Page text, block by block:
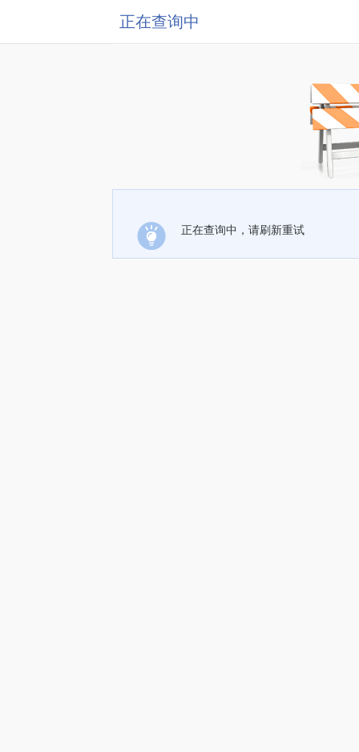
正在查询中
正在查询中，请刷新重试